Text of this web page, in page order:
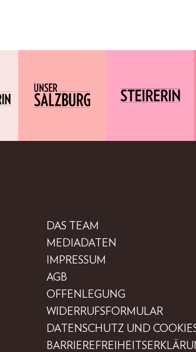
DAS TEAM
MEDIADATEN
IMPRESSUM
AGB
OFFENLEGUNG
WIDERRUFSFORMULAR
DATENSCHUTZ UND